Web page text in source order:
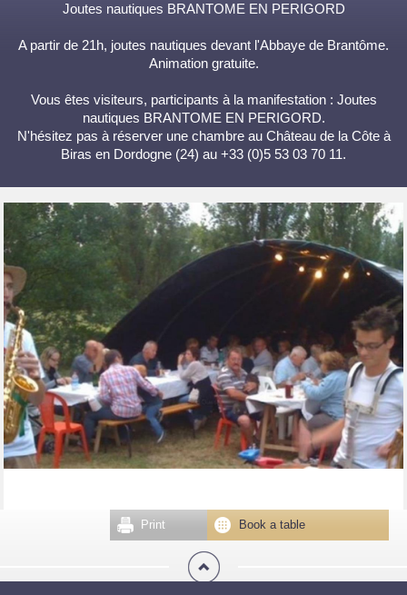
Joutes nautiques BRANTOME EN PERIGORD
A partir de 21h, joutes nautiques devant l'Abbaye de Brantôme.
Animation gratuite.
Vous êtes visiteurs, participants à la manifestation : Joutes
nautiques BRANTOME EN PERIGORD.
N'hésitez pas à réserver une chambre au Château de la Côte à
Biras en Dordogne (24) au +33 (0)5 53 03 70 11.
Book a table
Print